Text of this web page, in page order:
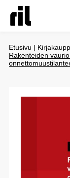
Etusivu |
Rakenteiden